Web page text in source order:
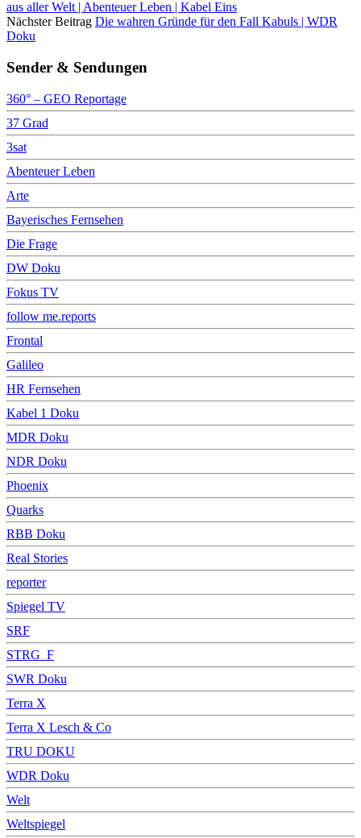
aus aller Welt | Abenteuer Leben | Kabel Eins
Nächster Beitrag Die wahren Gründe für den Fall Kabuls | WDR
Doku
Sender & Sendungen
360° – GEO Reportage
37 Grad
3sat
Abenteuer Leben
Arte
Bayerisches Fernsehen
Die Frage
DW Doku
Fokus TV
follow me.reports
Frontal
Galileo
HR Fernsehen
Kabel 1 Doku
MDR Doku
NDR Doku
Phoenix
Quarks
RBB Doku
Real Stories
reporter
Spiegel TV
SRF
STRG_F
SWR Doku
Terra X
Terra X Lesch & Co
TRU DOKU
WDR Doku
Welt
Weltspiegel